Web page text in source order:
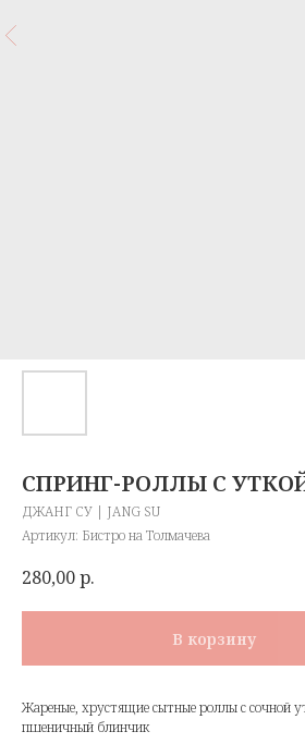
СПРИНГ-РОЛЛЫ С
ДЖАНГ СУ | JANG SU
Артикул: Бистро на Толмачева
280,00р.
В корзину
Жареные, хрустящие сытные роллы с сочной
пшеничный блинчик